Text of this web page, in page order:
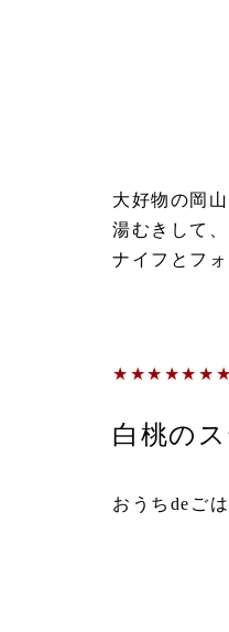
大好物の岡
湯むきして
ナイフとフ
白桃の
おうちdeご